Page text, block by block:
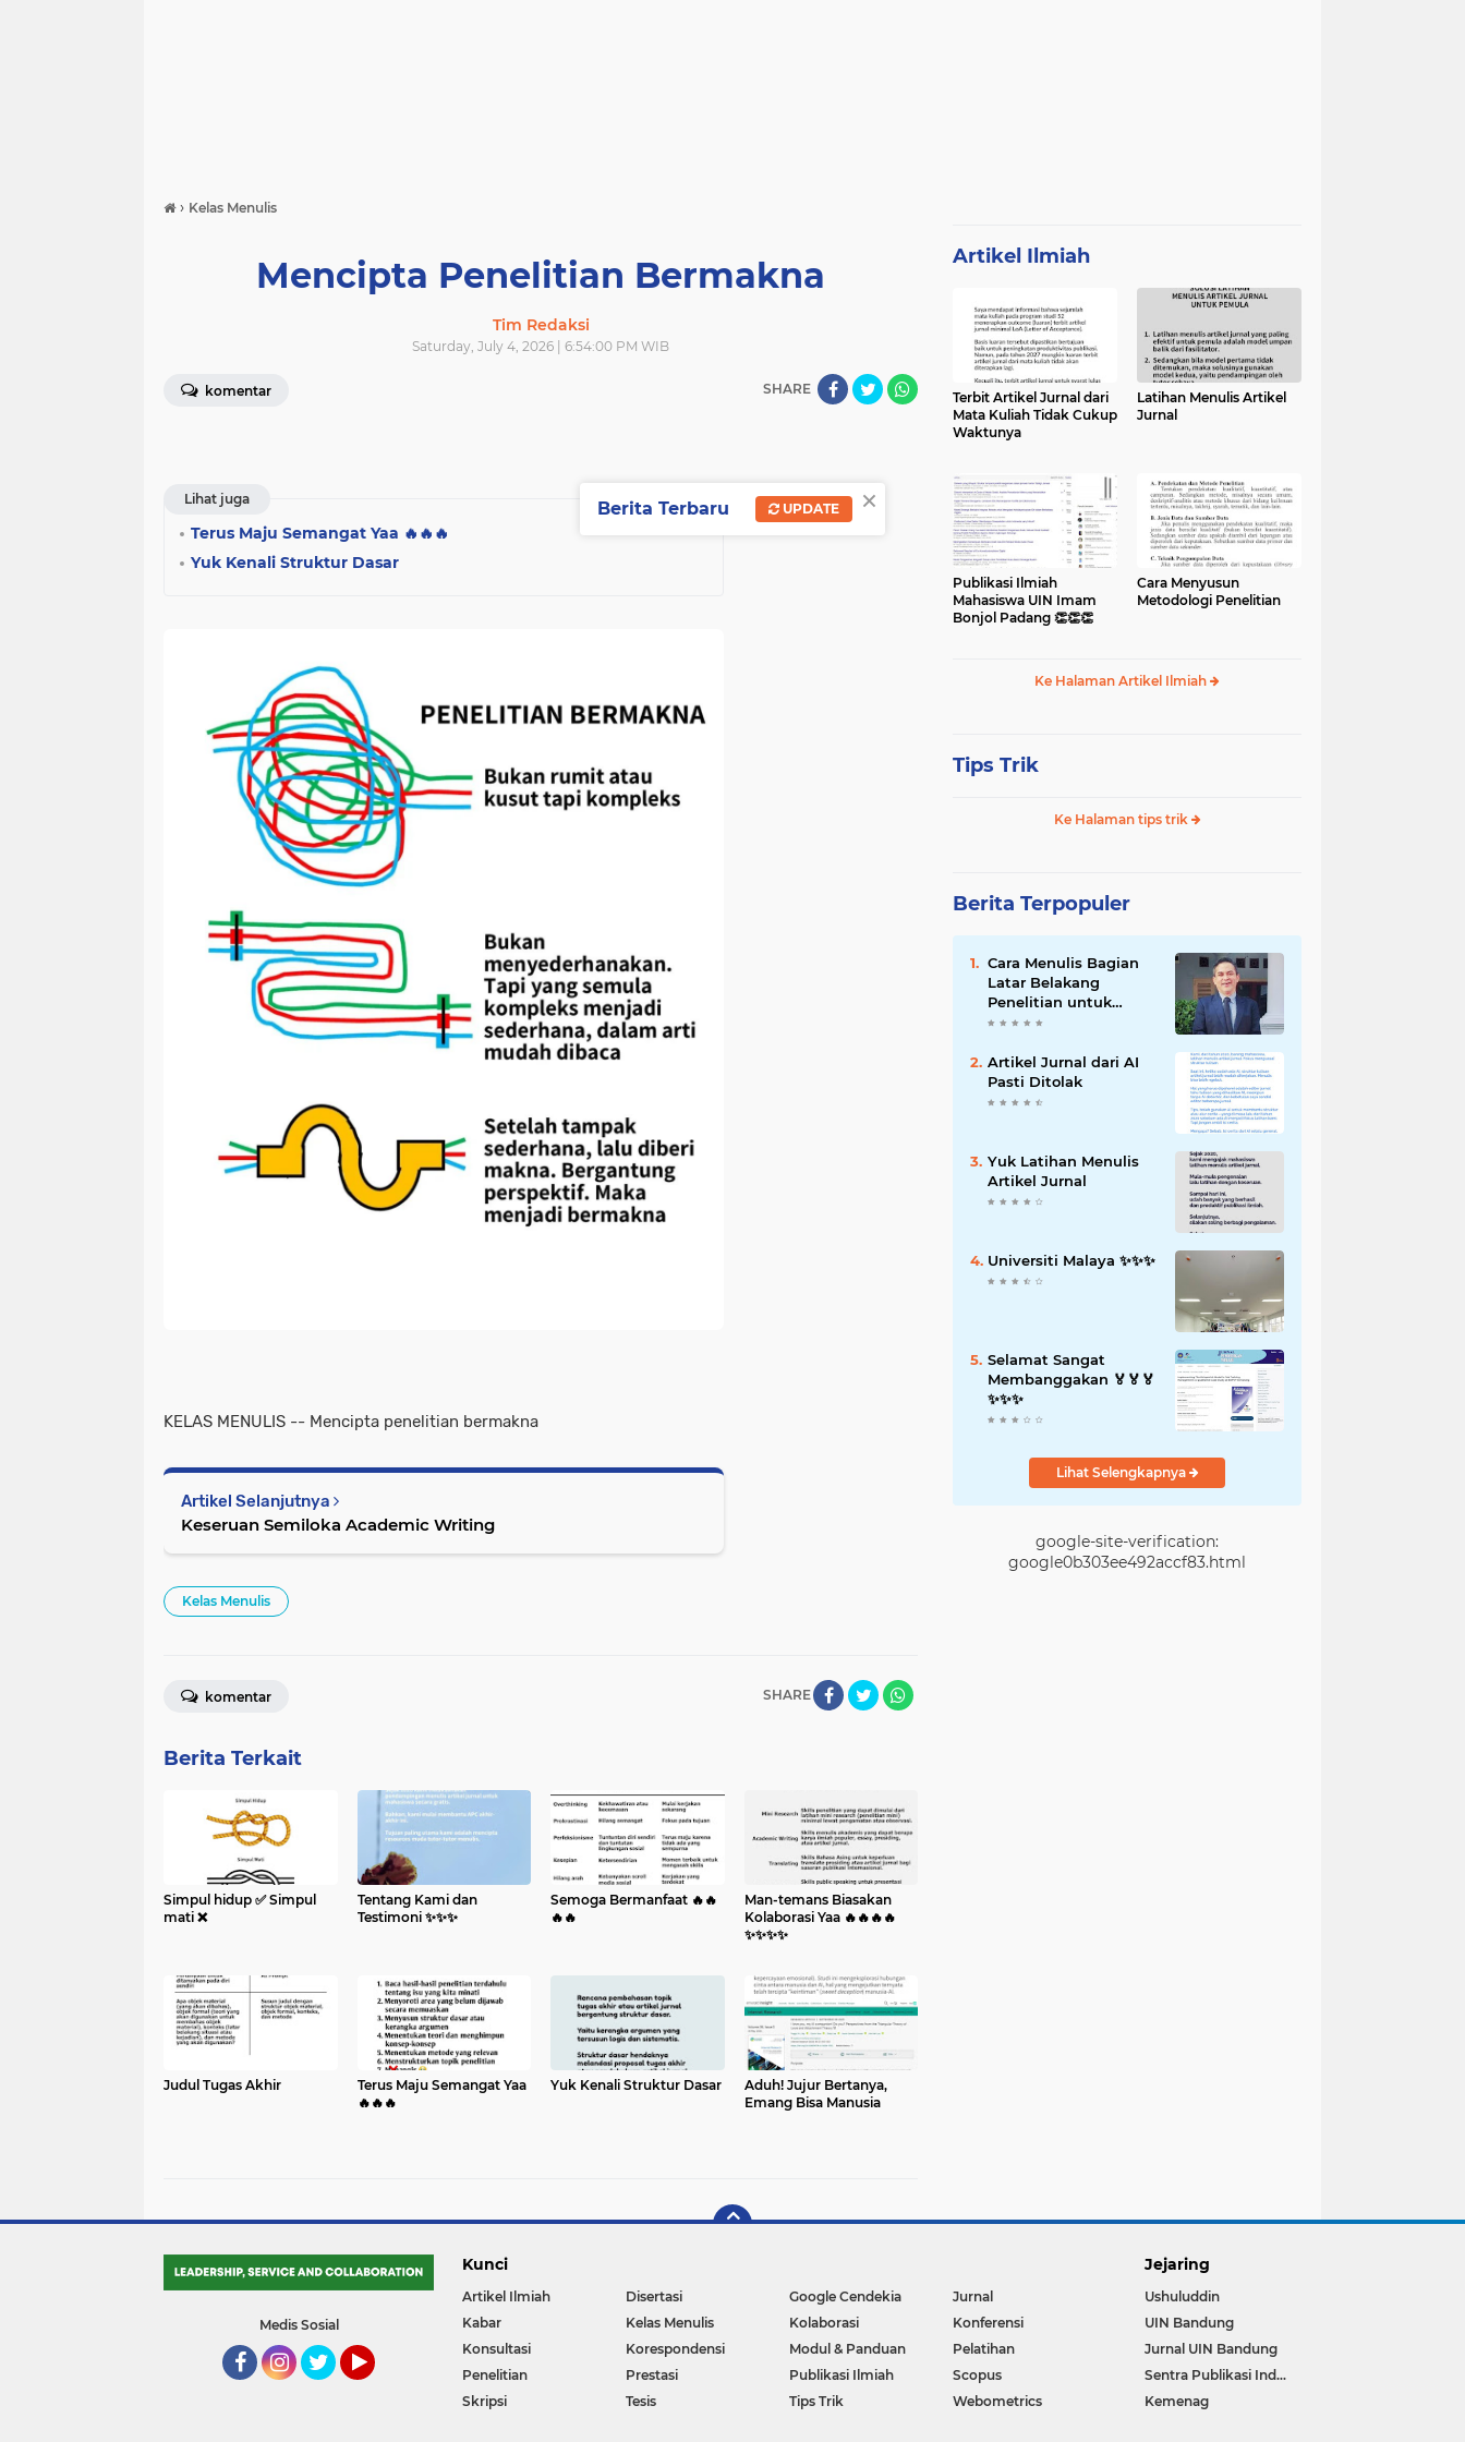
› Kelas Menulis
Mencipta Penelitian Bermakna
Tim Redaksi
Saturday, July 4, 2026 | 6:54:00 PM WIB
komentar SHARE
Lihat juga
Terus Maju Semangat Yaa 🔥🔥🔥
Yuk Kenali Struktur Dasar
KELAS MENULIS -- Mencipta penelitian bermakna
Artikel Selanjutnya
Keseruan Semiloka Academic Writing
Kelas Menulis
SHARE
komentar
Berita Terkait
Simpul hidup ✅️ Simpul
mati ❌️
Tentang Kami dan
Testimoni ✨️✨️✨️
Semoga Bermanfaat 🔥🔥
🔥🔥
Man-temans Biasakan
Kolaborasi Yaa 🔥🔥🔥🔥
✨️✨️✨️✨️
Judul Tugas Akhir
Terus Maju Semangat Yaa
🔥🔥🔥
Yuk Kenali Struktur Dasar
Aduh! Jujur Bertanya,
Emang Bisa Manusia
Artikel Ilmiah
Terbit Artikel Jurnal dari
Mata Kuliah Tidak Cukup
Waktunya
Latihan Menulis Artikel
Jurnal
Publikasi Ilmiah
Mahasiswa UIN Imam
Bonjol Padang 👏👏👏
Cara Menyusun
Metodologi Penelitian
Ke Halaman Artikel Ilmiah
Tips Trik
Ke Halaman tips trik
Berita Terpopuler
Cara Menulis Bagian
Latar Belakang
Penelitian untuk
Proposal Skripsi
Artikel Jurnal dari AI
Pasti Ditolak
Yuk Latihan Menulis
Artikel Jurnal
Universiti Malaya ✨️✨️✨️
Selamat Sangat
Membanggakan 🏅🏅🏅
✨️✨️✨️
Lihat Selengkapnya
google-site-verification:
google0b303ee492accf83.html
Medis Sosial
Kunci
Artikel Ilmiah Disertasi Google Cendekia
Jurnal
Kabar
Kelas Menulis Kolaborasi
Konferensi
Konsultasi
Korespondensi Modul & Panduan
Pelatihan
Penelitian
Prestasi Publikasi Ilmiah
Scopus
Skripsi
Tesis Tips Trik Webometrics
Jejaring
Ushuluddin
UIN Bandung
Jurnal UIN Bandung
Sentra Publikasi Indonesia
Kemenag
×
Berita Terbaru UPDATE